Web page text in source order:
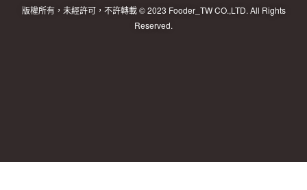
版權所有，未經許可，不許轉載 © 2023 Fooder_TW CO.,LTD. All Rights
Reserved.